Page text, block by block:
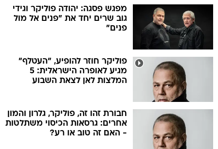
מפגש פסגה: יהודה פוליקר וגידי
גוב שרים יחד את "פנים אל מול
פנים"
פוליקר חוזר להופיע, "העטלף"
מגיע לאופרה הישראלית: 5
המלצות לאן לצאת השבוע
חבורת זהו זה, פוליקר, גלרון והמון
אחרים: גרסאות הכיסוי משתלטות
- האם זה טוב או רע?